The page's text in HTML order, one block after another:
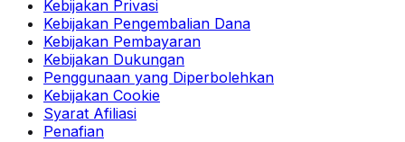
Kebijakan Privasi
Kebijakan Pengembalian Dana
Kebijakan Pembayaran
Kebijakan Dukungan
Penggunaan yang Diperbolehkan
Kebijakan Cookie
Syarat Afiliasi
Penafian